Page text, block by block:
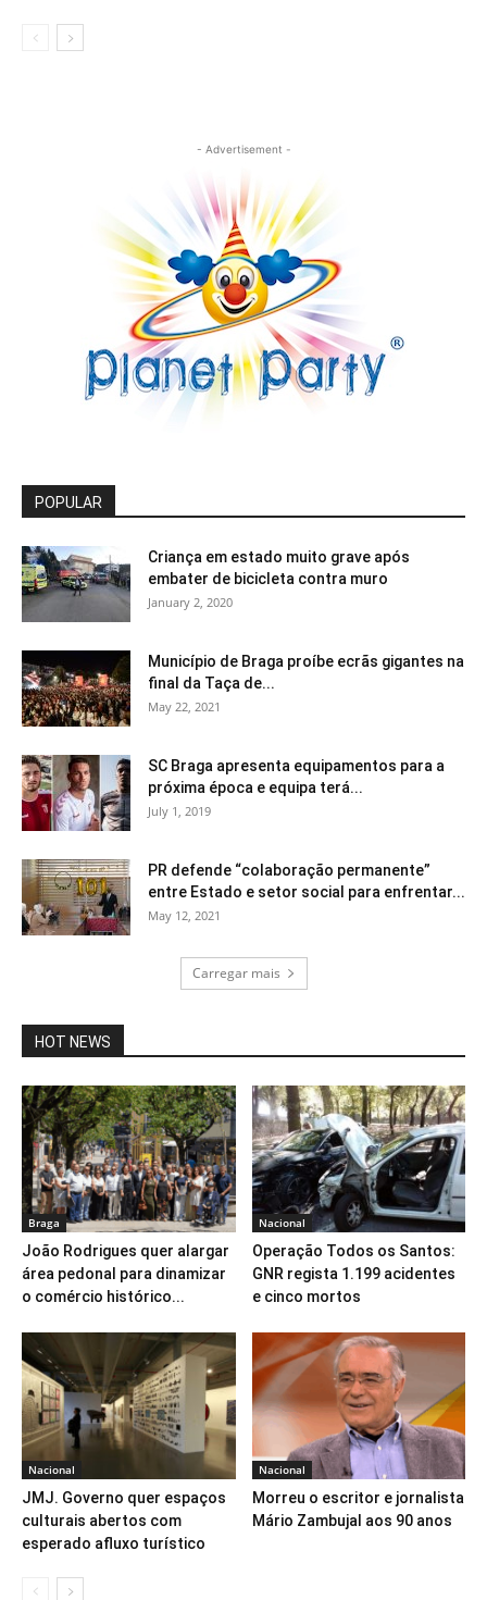
- Advertisement -
POPULAR
Criança em estado muito grave após
embater de bicicleta contra muro
January 2, 2020
Município de Braga proíbe ecrãs gigantes na
final da Taça de...
May 22, 2021
SC Braga apresenta equipamentos para a
próxima época e equipa terá...
July 1, 2019
PR defende “colaboração permanente”
entre Estado e setor social para enfrentar...
May 12, 2021
Carregar mais
HOT NEWS
Braga
João Rodrigues quer alargar
área pedonal para dinamizar
o comércio histórico...
Nacional
Operação Todos os Santos:
GNR regista 1.199 acidentes
e cinco mortos
Nacional
JMJ. Governo quer espaços
culturais abertos com
esperado afluxo turístico
Nacional
Morreu o escritor e jornalista
Mário Zambujal aos 90 anos